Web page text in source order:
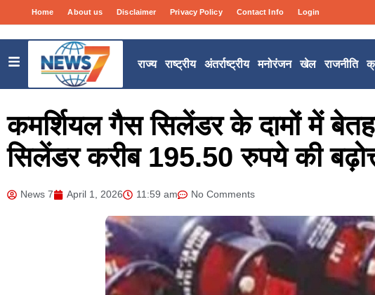
Home About us Disclaimer Privacy Policy Contact Info Login
राज्य राष्ट्रीय अंतर्राष्ट्रीय मनोरंजन खेल राजनीति
कमर्शियल गैस सिलेंडर के दामों में
सिलेंडर करीब 195.50 रुपये की
News 7 April 1, 2026 11:59 am No Comments